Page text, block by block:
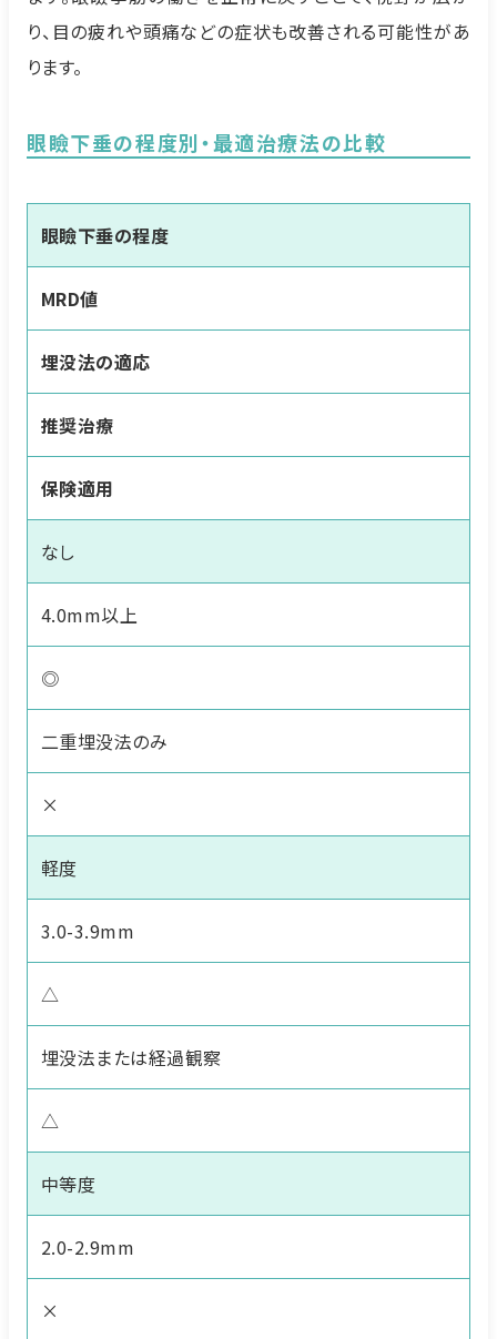
り、目の疲れや頭痛などの症状も改善される可能性があ
ります。
眼瞼下垂の程度別・最適治療法の比較
眼瞼下垂の程度
MRD値
埋没法の適応
推奨治療
保険適用
なし
4.0mm以上
◎
二重埋没法のみ
×
軽度
3.0-3.9mm
△
埋没法または経過観察
△
中等度
2.0-2.9mm
×